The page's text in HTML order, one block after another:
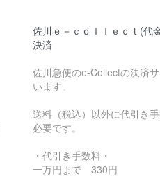
佐川ｅ－ｃｏｌｌｅｃｔ(代
決済
佐川急便のe-Collectの決済
います。
送料（税込）以外に代引き
必要です。
・代引き手数料・
一万円まで 330円